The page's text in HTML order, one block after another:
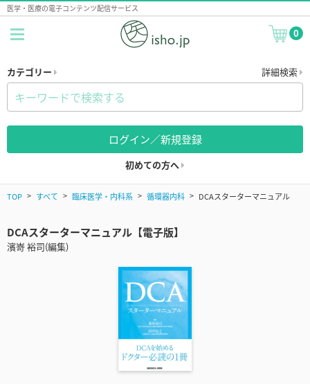
医学・医療の電子コンテンツ配信サービス
0
カテゴリー 詳細検索
ログイン／新規登録
初めての方へ
TOP すべて 臨床医学・内科系 循環器内科 DCAスターターマニュアル
DCAスターターマニュアル【電子版】
濱嵜 裕司(編集)